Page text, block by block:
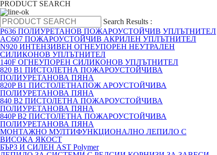
PRODUCT SEARCH
Search Results :
P636 ПОЛИУРЕТАНОВ ПОЖАРОУСТОЙЧИВ УПЛЪТНИТЕЛ
AC607 ПОЖАРОУСТОЙЧИВ АКРИЛЕН УПЛЪТНИТЕЛ
N920 ИНТЕНЗИВЕН ОГНЕУПОРЕН НЕУТРАЛЕН
СИЛИКОНОВ УПЛЪТНИТЕЛ
140F ОГНЕУПОРЕН СИЛИКОНОВ УПЛЪТНИТЕЛ
820 B1 ПИСТОЛЕТНА ПОЖАРОУСТОЙЧИВА
ПОЛИУРЕТАНОВА ПЯНА
820P B1 ПИСТОЛЕТНАПОЖ АРОУСТОЙЧИВА
ПОЛИУРЕТАНОВА ПЯНА
840 B2 ПИСТОЛЕТНА ПОЖАРОУСТОЙЧИВА
ПОЛИУРЕТАНОВА ПЯНА
840P B2 ПИСТОЛЕТНА ПОЖАРОУСТОЙЧИВА
ПОЛИУРЕТАНОВА ПЯНА
МОНТАЖНО МУЛТИФУНКЦИОНАЛНО ЛЕПИЛО С
ВИСОКА ЯКОСТ
БЪРЗ И СИЛЕН AST Polymer